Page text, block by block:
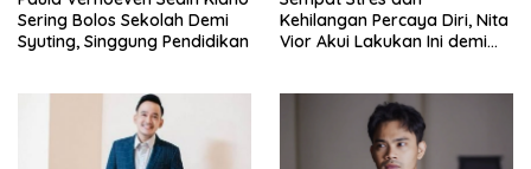
Sering Bolos Sekolah Demi
Syuting, Singgung Pendidikan
Kehilangan Percaya Diri, Nita
Vior Akui Lakukan Ini demi